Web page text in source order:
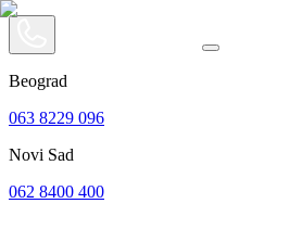
Beograd
063 8229 096
Novi Sad
062 8400 400